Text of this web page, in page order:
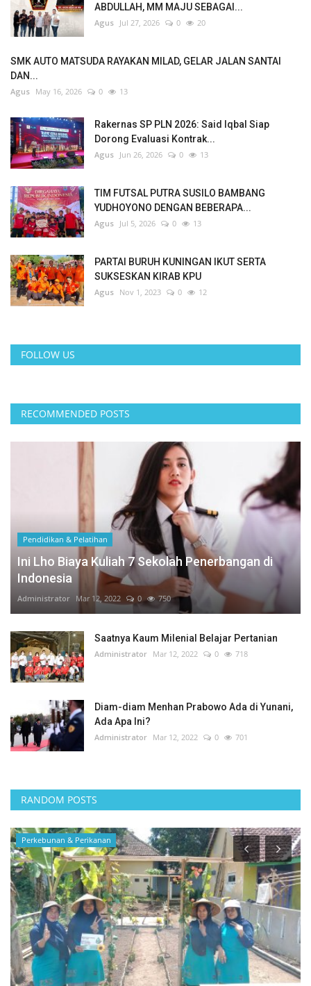
Opini
Ekonomi & Keuangan
Pendidikan & Pelatihan
ABDULLAH, MM MAJU SEBAGAI...
Agus Jul 27, 2026 0 20
SMK AUTO MATSUDA RAYAKAN MILAD, GELAR JALAN SANTAI
DAN...
Agus May 16, 2026 0 13
Rakernas SP PLN 2026: Said Iqbal Siap
Dorong Evaluasi Kontrak...
Agus Jun 26, 2026 0 13
TIM FUTSAL PUTRA SUSILO BAMBANG
YUDHOYONO DENGAN BEBERAPA...
Agus Jul 5, 2026 0 13
PARTAI BURUH KUNINGAN IKUT SERTA
SUKSESKAN KIRAB KPU
Agus Nov 1, 2023 0 12
FOLLOW US
RECOMMENDED POSTS
Pendidikan & Pelatihan
Ini Lho Biaya Kuliah 7 Sekolah Penerbangan di
Indonesia
Administrator Mar 12, 2022 0 750
Saatnya Kaum Milenial Belajar Pertanian
Administrator Mar 12, 2022 0 718
Diam-diam Menhan Prabowo Ada di Yunani,
Ada Apa Ini?
Administrator Mar 12, 2022 0 701
RANDOM POSTS
Perkebunan & Perikanan